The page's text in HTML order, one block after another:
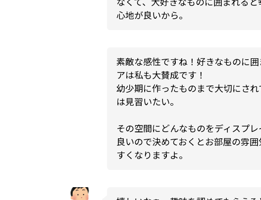
心地が良いから。
素敵な感性ですね！好きなものに
アは私も大賛成です！
幼少期に作ったものまで大切にさ
は見習いたい。
その空間にどんなものをディスプ
良いので決めておくとお部屋の雰
すくなりますよ。